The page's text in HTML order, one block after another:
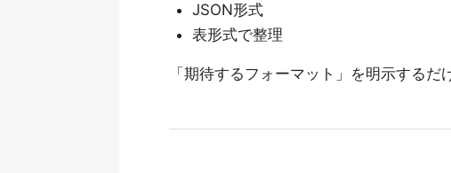
JSON形式
表形式で整理
「期待するフォーマット」を明示するだ